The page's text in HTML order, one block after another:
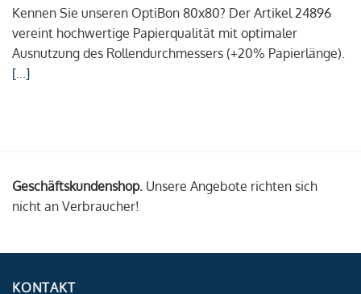
Kennen Sie unseren OptiBon 80x80? Der Artikel 24896
vereint hochwertige Papierqualität mit optimaler
Ausnutzung des Rollendurchmessers (+20% Papierlänge).
[...]
Geschäftskundenshop. Unsere Angebote richten sich
nicht an Verbraucher!
KONTAKT